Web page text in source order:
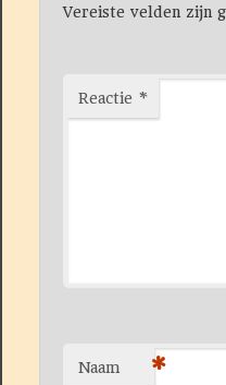
Vereiste velden zijn
Reactie *
Naam *